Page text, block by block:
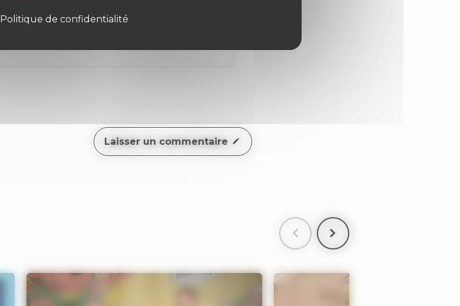
Politique de confidentialité
Laisser un commentaire